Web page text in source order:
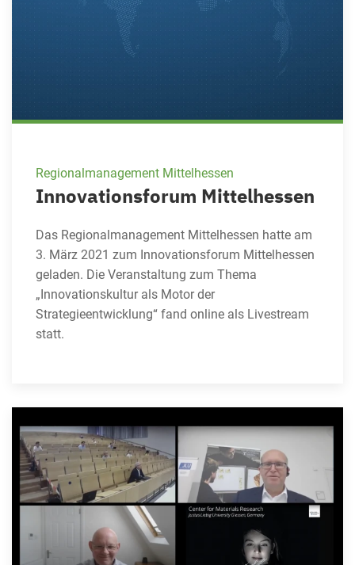
Regionalmanagement Mittelhessen
Innovationsforum Mittelhessen
Das Regionalmanagement Mittelhessen hatte am
3. März 2021 zum Innovationsforum Mittelhessen
geladen. Die Veranstaltung zum Thema
„Innovationskultur als Motor der
Strategieentwicklung“ fand online als Livestream
statt.